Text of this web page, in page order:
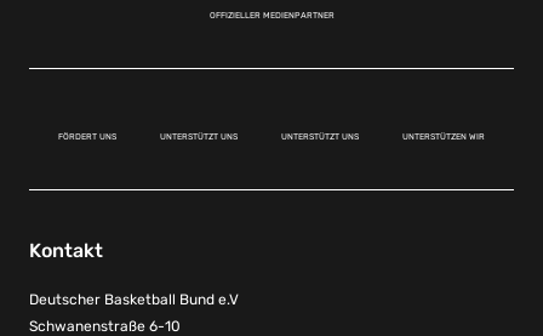
OFFIZIELLER MEDIENPARTNER
FÖRDERT UNS UNTERSTÜTZT UNS UNTERSTÜTZT UNS UNTERSTÜTZEN WIR
Kontakt
Deutscher Basketball Bund e.V
Schwanenstraße 6-10